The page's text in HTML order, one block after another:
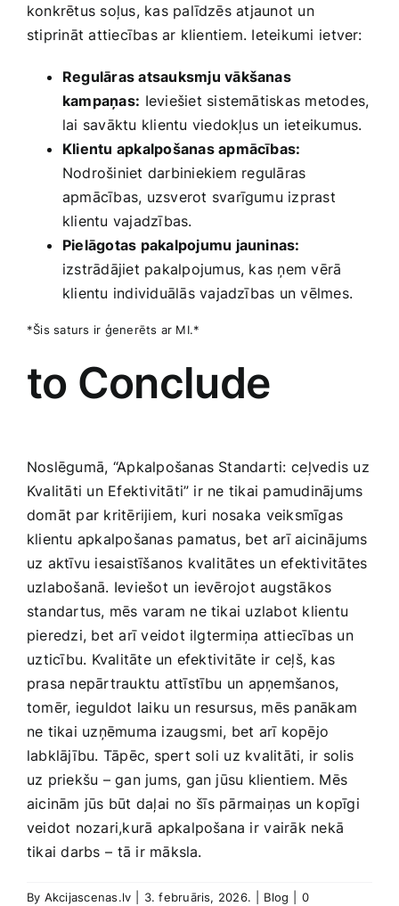
konkrētus soļus, kas ‍palīdzēs atjaunot un
stiprināt attiecības ar klientiem.‍ Ieteikumi ⁣ietver:
Regulāras atsauksmju vākšanas
kampaņas: ⁢Ieviešiet sistemātiskas metodes,
lai savāktu ‍klientu viedokļus un ieteikumus.
Klientu apkalpošanas apmācības:
Nodrošiniet darbiniekiem⁢ regulāras
apmācības, uzsverot svarīgumu izprast
klientu vajadzības.
Pielāgotas pakalpojumu jauninas:
izstrādājiet‌ pakalpojumus, kas ņem vērā
klientu‍ individuālās vajadzības un vēlmes.
*Šis saturs ir ģenerēts ar‍ MI.*
to Conclude
Noslēgumā,⁤ “Apkalpošanas Standarti: ⁤ceļvedis uz
Kvalitāti un Efektivitāti” ‍ir ne tikai pamudinājums‌
domāt par kritērijiem, kuri ‌nosaka⁤ veiksmīgas
klientu apkalpošanas pamatus, bet arī aicinājums
uz aktīvu iesaistīšanos kvalitātes un efektivitātes
uzlabošanā. Ieviešot un ievērojot augstākos
standartus, mēs varam​ ne tikai uzlabot klientu
pieredzi, bet arī veidot ‌ilgtermiņa‍ attiecības un
⁤uzticību. Kvalitāte un efektivitāte ⁢ir ceļš, kas
prasa nepārtrauktu attīstību un apņemšanos,
tomēr, ieguldot​ laiku un‍ resursus, mēs panākam
ne tikai uzņēmuma izaugsmi, bet arī kopējo‌
labklājību. Tāpēc, spert soli ⁤uz kvalitāti, ir solis
uz priekšu – gan jums, gan jūsu klientiem. Mēs
aicinām jūs būt daļai ⁤no šīs‌ pārmaiņas un kopīgi
veidot‍ nozari,kurā apkalpošana ir⁤ vairāk nekā
tikai darbs ⁢– tā ir māksla.
By Akcijascenas.lv 3. februāris, 2026. Blog
0